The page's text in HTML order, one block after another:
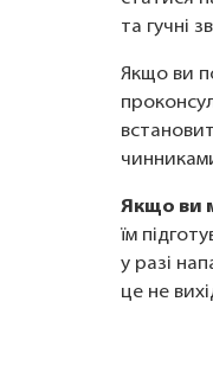
та гучні
Якщо ви
Якщо ви
їм
у разі
це не